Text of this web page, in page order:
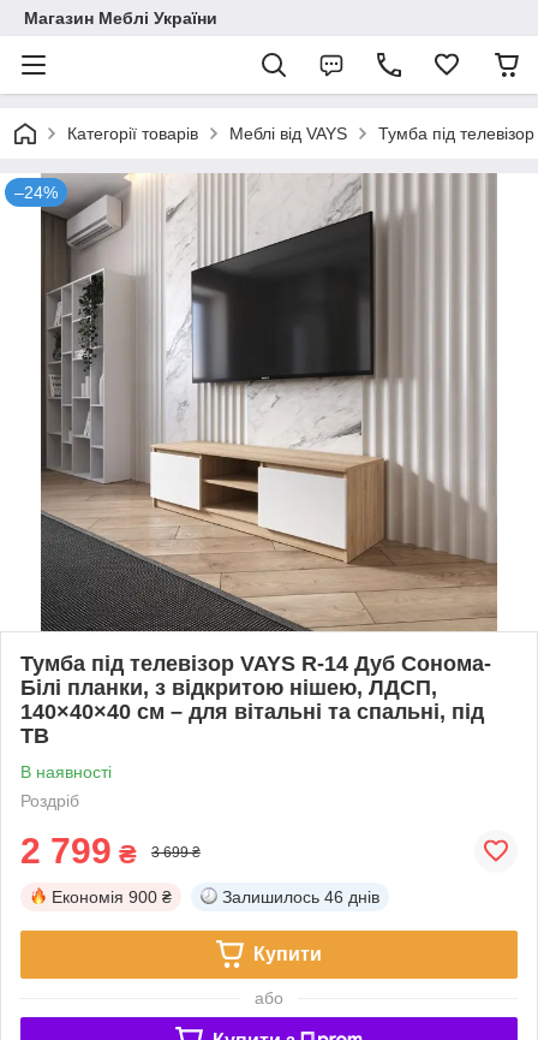
Магазин Меблі України
Категорії товарів Меблі від VAYS Тумба під
–24%
Тумба під телевізор VAYS R-14 Дуб Сонома-
Білі планки, з відкритою нішею, ЛДСП,
140×40×40 см – для вітальні та спальні, під
ТВ
В наявності
Роздріб
2 799 ₴ 3 699 ₴
Економія 900 ₴ Залишилось 46 днів
Купити
або